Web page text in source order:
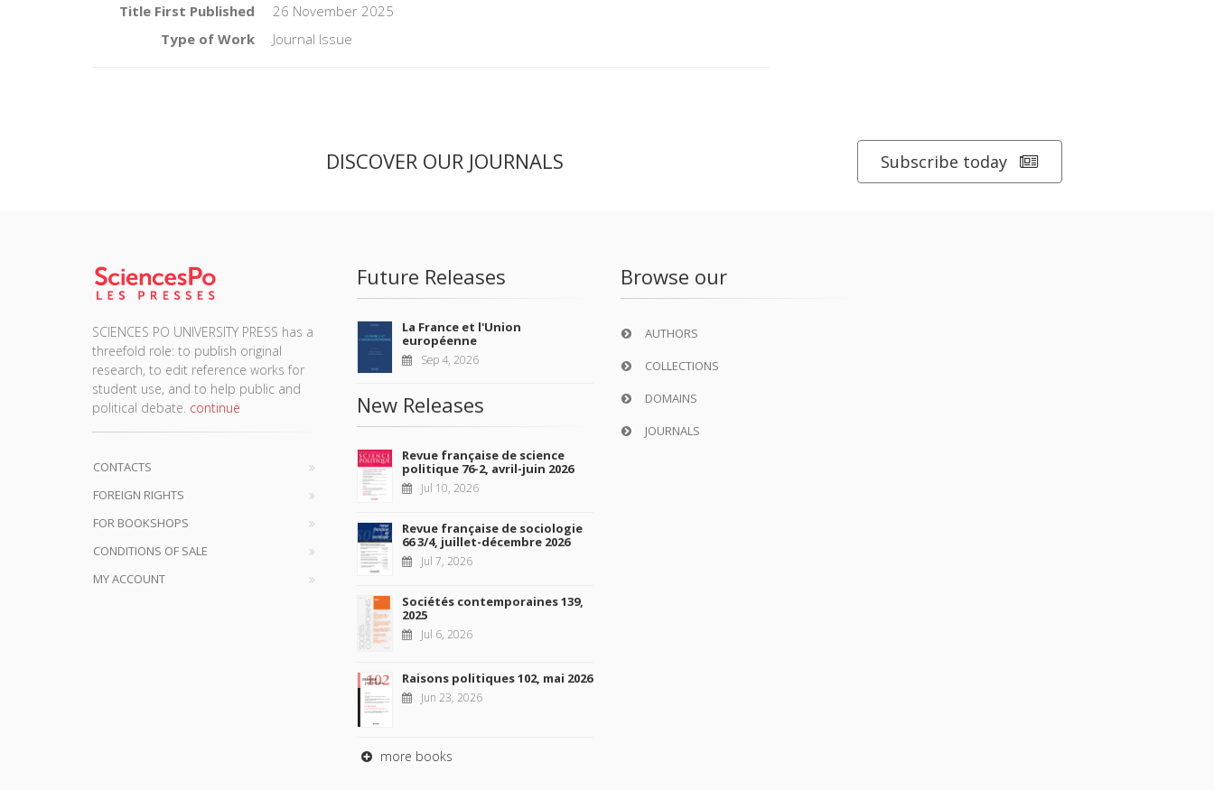
Title First Published
26 November 2025
Type of Work
Journal Issue
DISCOVER OUR JOURNALS Subscribe today
SCIENCES PO UNIVERSITY PRESS has a
threefold role: to publish original
research, to edit reference works for
student use, and to help public and
political debate. continue
CONTACTS
FOREIGN RIGHTS
FOR BOOKSHOPS
CONDITIONS OF SALE
MY ACCOUNT
Future Releases
La France et l'Union
européenne
Sep 4, 2026
New Releases
Revue française de science
politique 76-2, avril-juin 2026
Jul 10, 2026
Revue française de sociologie
66 3/4, juillet-décembre 2026
Jul 7, 2026
Sociétés contemporaines 139,
2025
Jul 6, 2026
Raisons politiques 102, mai 2026
Jun 23, 2026
more books
Browse our
AUTHORS
COLLECTIONS
DOMAINS
JOURNALS